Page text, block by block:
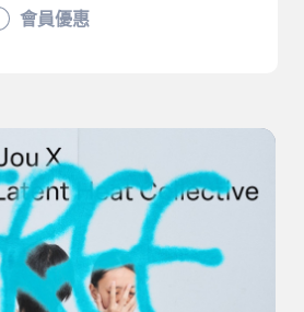
會員優惠